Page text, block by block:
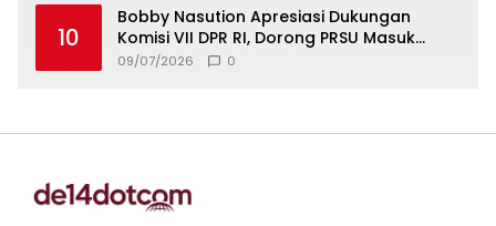
10
Bobby Nasution Apresiasi Dukungan
Komisi VII DPR RI, Dorong PRSU Masuk
Kalender Event Nasional
09/07/2026 0